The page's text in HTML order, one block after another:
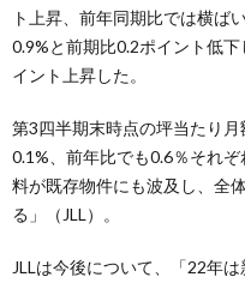
ト上昇、前年同期比では横ば
0.9%と前期比0.2ポイント低
イント上昇した。
第3四半期末時点の坪当たり
0.1%、前年比でも0.6％それ
料が既存物件にも波及し、全
る」（JLL）。
JLLは今後について、「22年